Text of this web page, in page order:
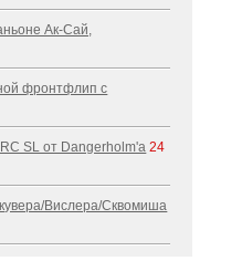
Ак-Cай,
фронтфлип с
SL от Dangerholm'a 24
Вислера/Сквомиша